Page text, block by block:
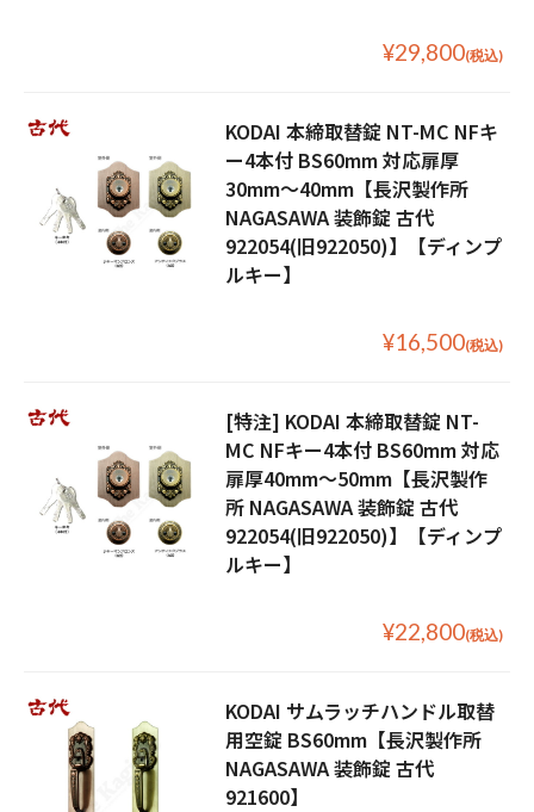
¥29,800(税込)
KODAI 本締取替錠 NT-MC NFキ
ー4本付 BS60mm 対応扉厚
30mm〜40mm【長沢製作所
NAGASAWA 装飾錠 古代
922054(旧922050)】【ディンプ
ルキー】
¥16,500(税込)
[特注] KODAI 本締取替錠 NT-
MC NFキー4本付 BS60mm 対応
扉厚40mm〜50mm【長沢製作
所 NAGASAWA 装飾錠 古代
922054(旧922050)】【ディンプ
ルキー】
¥22,800(税込)
KODAI サムラッチハンドル取替
用空錠 BS60mm【長沢製作所
NAGASAWA 装飾錠 古代
921600】